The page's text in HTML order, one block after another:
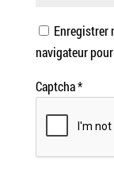
Enregistrer
navigateur
Captcha*